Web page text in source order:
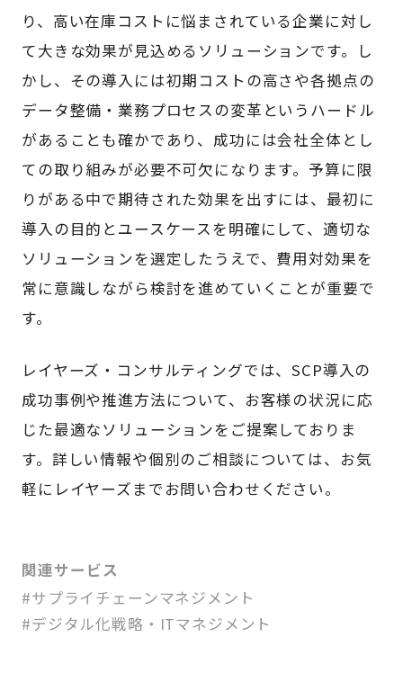
り、高い在庫コストに悩まされている企業に対し
て大きな効果が見込めるソリューションです。し
かし、その導入には初期コストの高さや各拠点の
データ整備・業務プロセスの変革というハードル
があることも確かであり、成功には会社全体とし
ての取り組みが必要不可欠になります。予算に限
りがある中で期待された効果を出すには、最初に
導入の目的とユースケースを明確にして、適切な
ソリューションを選定したうえで、費用対効果を
常に意識しながら検討を進めていくことが重要で
す。
レイヤーズ・コンサルティングでは、SCP導入の
成功事例や推進方法について、お客様の状況に応
じた最適なソリューションをご提案しておりま
す。詳しい情報や個別のご相談については、お気
軽にレイヤーズまでお問い合わせください。
関連サービス
#サプライチェーンマネジメント
#デジタル化戦略・ITマネジメント